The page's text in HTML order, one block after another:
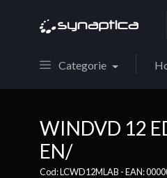
Categorie
WINDVD 12
EN/
Cod: LCWD12MLAB - EAN: